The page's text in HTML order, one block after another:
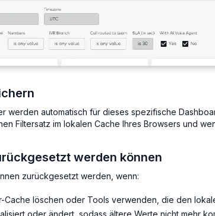
werden automatisch für dieses spezifische
Filtersatz im lokalen Cache Ihres Browsers und
werden können
zurückgesetzt werden, wenn:
Cache löschen oder Tools verwenden, die den